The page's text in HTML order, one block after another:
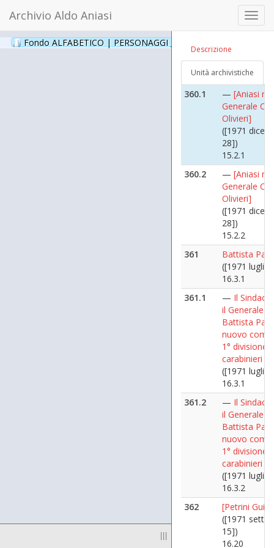
Archivio Aldo Aniasi
Fondo ALFABETICO | PERSONAGGI _ Archivio Fotografico
|||
Descrizione
Unità archivistiche
([1973
13.44.2
([1971
28])
15.2
360.1
— [Aniasi
Generale
Olivieri]
([1971
28])
15.2.1
360.2
— [Aniasi
Generale
Olivieri]
([1971
28])
15.2.2
361
Battista
([1971 luglio
16.3.1
361.1
— Il
il Generale G.
Battista
nuovo
1° divisione
carabinieri
([1971 luglio
16.3.1
361.2
— Il
il Generale G.
Battista
nuovo
1° divisione
carabinieri
([1971 luglio
16.3.2
362
[Petrini
([1971
15])
16.20